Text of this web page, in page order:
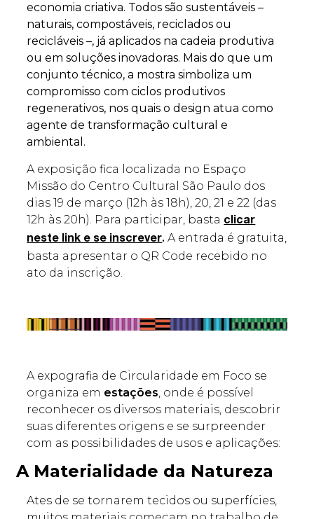
economia criativa. Todos são sustentáveis –
naturais, compostáveis, reciclados ou
recicláveis –, já aplicados na cadeia produtiva
ou em soluções inovadoras. Mais do que um
conjunto técnico, a mostra simboliza um
compromisso com ciclos produtivos
regenerativos, nos quais o design atua como
agente de transformação cultural e
ambiental.
A exposição fica localizada no Espaço
Missão do Centro Cultural São Paulo dos
dias 19 de março (12h às 18h), 20, 21 e 22 (das
12h às 20h). Para participar, basta clicar
neste link e se inscrever. A entrada é gratuita,
basta apresentar o QR Code recebido no
ato da inscrição.
A expografia de Circularidade em Foco se
organiza em estações , onde é possível
reconhecer os diversos materiais, descobrir
suas diferentes origens e se surpreender
com as possibilidades de usos e aplicações:
A Materialidade da Natureza
Ates de se tornarem tecidos ou superfícies,